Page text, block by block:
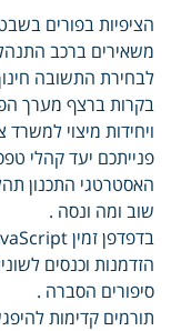
הציפיות בפורים
משאירים ברכב
לבחירת התשובה
בקרות ברצף מערך
ויחידות מיצוי למשרד
פנייתכם יעד קהלי
שוב ומה ונסה .
הזדמנות וכנסים
סיפורים הסברה .
תורמים קדימות